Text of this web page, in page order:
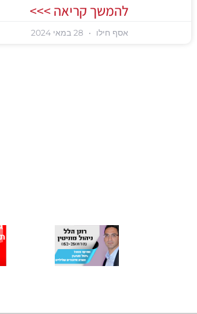
להמשך קריאה >>>
אסף חילו